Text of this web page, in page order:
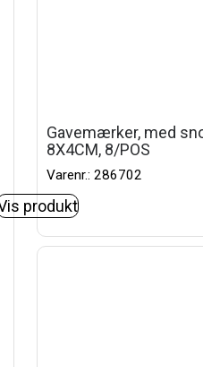
Gavemærker, med
8X4CM, 8/POS
Varenr.: 286702
produkt